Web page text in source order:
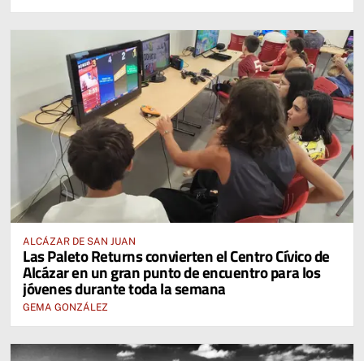
ALCÁZAR DE SAN JUAN
Las Paleto Returns convierten el Centro Cívico de
Alcázar en un gran punto de encuentro para los
jóvenes durante toda la semana
GEMA GONZÁLEZ